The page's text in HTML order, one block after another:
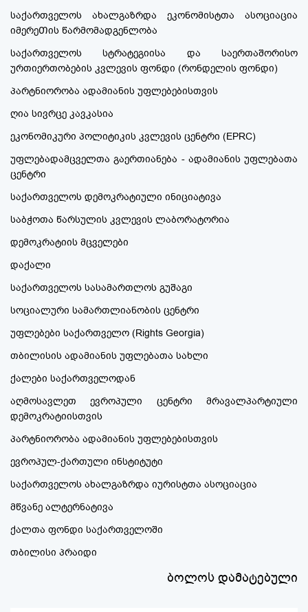
საქართველოს ახალგაზრდა ეკონომისტთა ასოციაცია
იმერეᲗის წარმომადგენლობა
საქართველოს სტრატეგიისა და საერთაშორისო
ურთიერთობების კვლევის ფონდი (რონდელის ფონდი)
პარტნიორობა ადამიანის უფლებებისთვის
ღია სივრცე კავკასია
ეკონომიკური პოლიტიკის კვლევის ცენტრი (EPRC)
უფლებადამცველთა გაერთიანება - ადამიანის უფლებათა
ცენტრი
საქართველოს დემოკრატიული ინიციატივა
საბჭოთა წარსულის კვლევის ლაბორატორია
დემოკრატიის მცველები
დაქალი
საქართველოს სასამართლოს გუშაგი
სოციალური სამართლიანობის ცენტრი
უფლებები საქართველო (Rights Georgia)
თბილისის ადამიანის უფლებათა სახლი
ქალები საქართველოდან
აღმოსავლეთ ევროპული ცენტრი მრავალპარტიული
დემოკრატიისთვის
პარტნიორობა ადამიანის უფლებებისთვის
ევროპულ-ქართული ინსტიტუტი
საქართველოს ახალგაზრდა იურისტთა ასოციაცია
მწვანე ალტერნატივა
ქალთა ფონდი საქართველოში
თბილისი პრაიდი
ბოლოს დამატებული